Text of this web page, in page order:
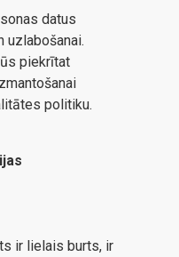
datus
uzlabošanai.
piekrītat
politiku.
ir lielais burts, ir